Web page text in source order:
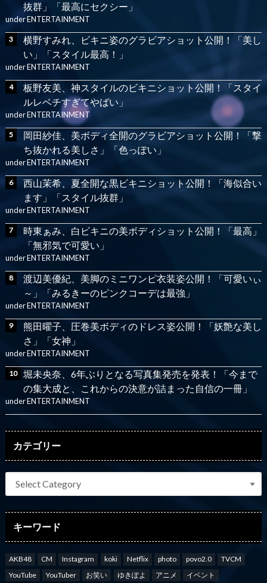
抜群」「最高にセクシー」
underENTERTAINMENT
横野すみれ、ビキニ姿のグラビアショット公開！「美し
い」「スタイル最高！」
underENTERTAINMENT
板野友美、神スタイルのビキニショット公開！「スタイ
ルレベチすぎてやばい」
underENTERTAINMENT
岡田紗佳、美ボディ全開のグラビアショット公開！「撃
ち抜かれる美しさ」「色っぽい」
underENTERTAINMENT
西山茉希、夏全開な黒ビキニショット公開！「海似合い
ます」「スタイル抜群」
underENTERTAINMENT
時東ぁみ、白ビキニの美ボディショット公開！「最高」
「無邪気で可愛い」
underENTERTAINMENT
渡辺美優紀、美脚のミニワンピ衣装姿公開！「可愛いぃ
～」「みるきーのピンクコーデは最強」
underENTERTAINMENT
熊田曜子、圧巻美ボディのドレス姿公開！「妖艶な美し
さ」「女神」
underENTERTAINMENT
堀未央奈、6年ぶりとなる写真集発売を発表！「今まで
の集大成と、これからの決意が詰まった自信の一冊」
underENTERTAINMENT
カテゴリー
キーワード
AKB48 CM Instagram koki Netflix photo povo2.0
TVCM
YouTube
YouTuber お笑い ゆきぽよ アニメ
イベント